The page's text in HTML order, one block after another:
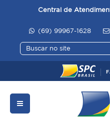
Central de
(69) 99967-1628